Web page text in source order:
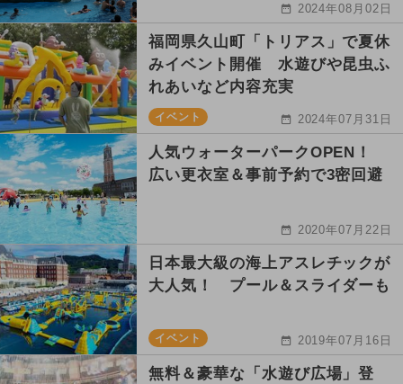
2024年08月02日
福岡県久山町「トリアス」で夏休
みイベント開催 水遊びや昆虫ふ
れあいなど内容充実
イベント 2024年07月31日
人気ウォーターパークOPEN！
広い更衣室＆事前予約で3密回避
2020年07月22日
日本最大級の海上アスレチックが
大人気！ プール＆スライダーも
イベント 2019年07月16日
無料＆豪華な「水遊び広場」登